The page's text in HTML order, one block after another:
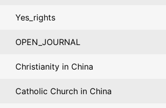
Yes_rights
OPEN_JOURNAL
Christianity in China
Catholic Church in China